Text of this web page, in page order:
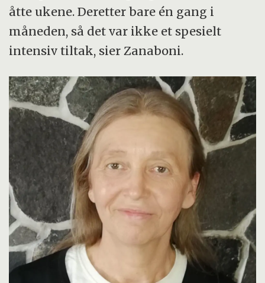
åtte ukene. Deretter bare én gang i
måneden, så det var ikke et spesielt
intensiv tiltak, sier Zanaboni.